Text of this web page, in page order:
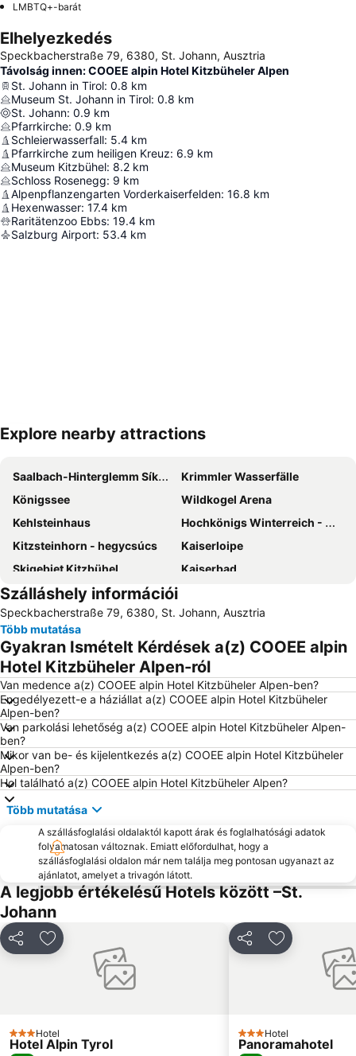
LMBTQ+-barát
Elhelyezkedés
Speckbacherstraße 79, 6380, St. Johann, Ausztria
Távolság innen: COOEE alpin Hotel Kitzbüheler Alpen
St. Johann in Tirol: 0.8 km
Museum St. Johann in Tirol: 0.8 km
St. Johann: 0.9 km
Pfarrkirche: 0.9 km
Schleierwasserfall: 5.4 km
Pfarrkirche zum heiligen Kreuz: 6.9 km
Museum Kitzbühel: 8.2 km
Schloss Rosenegg: 9 km
Alpenpflanzengarten Vorderkaiserfelden: 16.8 km
Hexenwasser: 17.4 km
Raritätenzoo Ebbs: 19.4 km
Salzburg Airport: 53.4 km
Nagy méretű térkép
Explore nearby attractions
Saalbach-Hinterglemm Síközpont
Krimmler Wasserfälle
Königssee
Wildkogel Arena
Kehlsteinhaus
Hochkönigs Winterreich - Mühlbach Dienten Maria Alm
Kitzsteinhorn - hegycsúcs
Kaiserloipe
Skigebiet Kitzbühel
Kaiserbad
Almenwelt Lofer
Sigmund-Thun-Klamm
Weißsee Gletscherwelt
Obersalzbergbahn
Festung Kufstein
Bahnhof Zell am See
Bikepark
Freizeitzentrum
Sport- und Freizeitzentrum Optimum
New Palace and Park Herrenchiemsee
Rosenheimer Herbstfest
Szálláshely információi
Speckbacherstraße 79, 6380, St. Johann, Ausztria
Több mutatása
Gyakran Ismételt Kérdések a(z) COOEE alpin
Hotel Kitzbüheler Alpen-ról
Van medence a(z) COOEE alpin Hotel Kitzbüheler Alpen-ben?
Engedélyezett-e a háziállat a(z) COOEE alpin Hotel Kitzbüheler
Alpen-ben?
Van parkolási lehetőség a(z) COOEE alpin Hotel Kitzbüheler Alpen-
ben?
Mikor van be- és kijelentkezés a(z) COOEE alpin Hotel Kitzbüheler
Alpen-ben?
Hol található a(z) COOEE alpin Hotel Kitzbüheler Alpen?
Több mutatása
A szállásfoglalási oldalaktól kapott árak és foglalhatósági adatok
folyamatosan változnak. Emiatt előfordulhat, hogy a
szállásfoglalási oldalon már nem találja meg pontosan ugyanazt az
ajánlatot, amelyet a trivagón látott.
A legjobb értékelésű Hotels között –St.
Johann
MegosztásHozzáadás a kedvencekhez
3 Kategória
Hotel
Hotel Alpin Tyrol
MegosztásHozzáadás
3 Kategória
Hotel
Panoramahotel